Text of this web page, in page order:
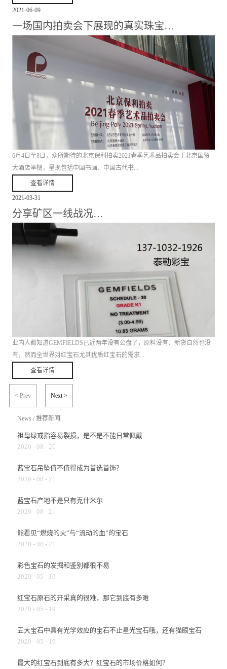
2021-06-09
一场国内拍卖会下展现的真实珠宝…
6月4日至8日，众所期待的北京保利拍卖2021春季艺术品拍卖会于北京国贸
大酒店举槌，呈现包括中国书画、中国古代书...
品钱币信札等诸多门类，超40个专场逾8000件艺术珍品。
查看详情
2021-03-31
分享矿区一线战况…
业内人都知道GEMFIELDS已近两年没有公盘了，原料没有、新货自然也没
有，然而全世界对红宝石尤其优质红宝石的需求...
查看详情
< Prev Next >
News / 推荐新闻
祖母绿戒指容易裂损，是不是不能日常佩戴
2020 - 08 - 26
蓝宝石吊坠值不值得成为首选首饰？
2020 - 08 - 21
蓝宝石产地不是只有克什米尔
2020 - 08 - 21
能看见“燃烧的火”与“流动的血”的宝石
2020 - 08 - 21
彩色宝石的发掘和鉴别都很不易
2020 - 05 - 19
红宝石原石的开采真的很难，那它到底有多难
2020 - 05 - 19
五大宝石中具有光学效应的宝石不止星光宝石哦，还有猫眼宝石
2020 - 05 - 19
最大的红宝石到底有多大？红宝石的市场价格如何？